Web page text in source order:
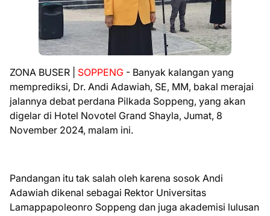
ZONA BUSER | SOPPENG - Banyak kalangan yang
memprediksi, Dr. Andi Adawiah, SE, MM, bakal merajai
jalannya debat perdana Pilkada Soppeng, yang akan
digelar di Hotel Novotel Grand Shayla, Jumat, 8
November 2024, malam ini.
Pandangan itu tak salah oleh karena sosok Andi
Adawiah dikenal sebagai Rektor Universitas
Lamappapoleonro Soppeng dan juga akademisi lulusan